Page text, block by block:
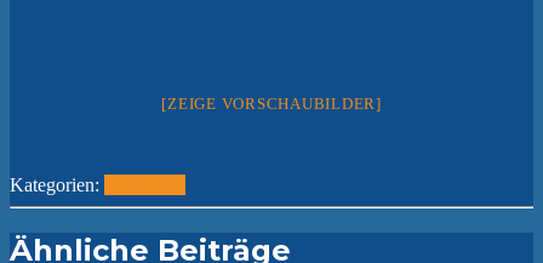
[ZEIGE VORSCHAUBILDER]
Kategorien:
Ähnliche Beiträge